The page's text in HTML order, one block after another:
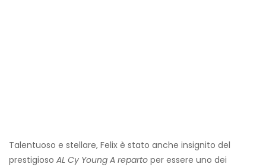
Talentuoso e stellare, Felix è stato anche insignito del
prestigioso AL Cy Young A reparto per essere uno dei